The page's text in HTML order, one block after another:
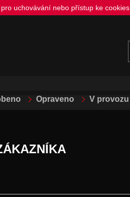
uchovávání nebo přístup ke
Opraveno V provozu